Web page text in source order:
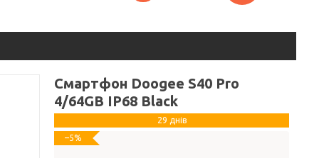
Смартфон Doogee S40 Pro
4/64GB IP68 Black
29 днів
–5%